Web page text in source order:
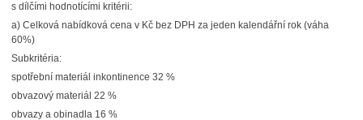
s dílčími hodnotícími kritérii:
a) Celková nabídková cena v Kč bez DPH za jeden kalendářní rok (váha
60%)
Subkritéria:
spotřební materiál inkontinence 32 %
obvazový materiál 22 %
obvazy a obinadla 16 %